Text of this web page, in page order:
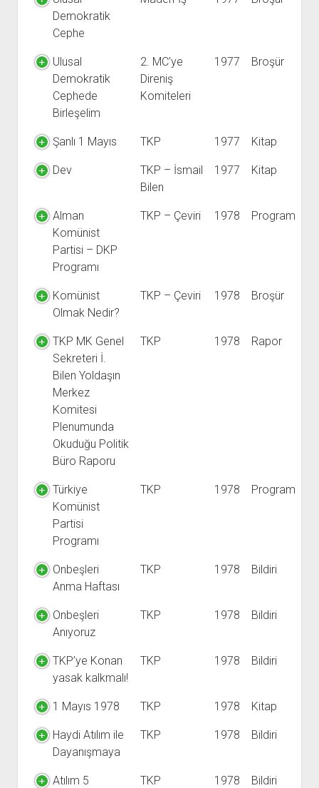
Demokratik
Cephe
Ulusal
Demokratik
Cephede
Birleşelim
2. MC’ye
Direniş
Komiteleri
1977 Broşür
Şanlı 1 Mayıs TKP 1977 Kitap
Dev
TKP – İsmail
Bilen
1977 Kitap
Alman
Komünist
Partisi – DKP
Programı
TKP – Çeviri 1978 Program
Komünist
Olmak Nedir?
TKP – Çeviri 1978 Broşür
TKP MK Genel
Sekreteri İ.
Bilen Yoldaşın
Merkez
Komitesi
Plenumunda
Okuduğu Politik
Büro Raporu
TKP 1978 Rapor
Türkiye
Komünist
Partisi
Programı
TKP 1978 Program
Onbeşleri
Anma Haftası
TKP 1978 Bildiri
Onbeşleri
Anıyoruz
TKP 1978 Bildiri
TKP’ye Konan
yasak kalkmalı!
TKP 1978 Bildiri
1 Mayıs 1978 TKP 1978 Kitap
Haydi Atılım ile
Dayanışmaya
TKP 1978 Bildiri
Atılım 5
TKP 1978 Bildiri